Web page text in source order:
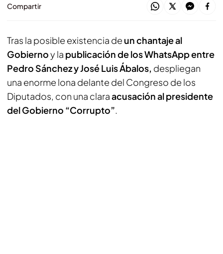
Compartir
Tras la posible existencia de un chantaje al
Gobiernoy la publicación de los WhatsApp entre
Pedro Sánchez y José Luis Ábalos, despliegan
una enorme lona delante del Congreso de los
Diputados, con una claraacusación al presidente
del Gobierno “Corrupto”.